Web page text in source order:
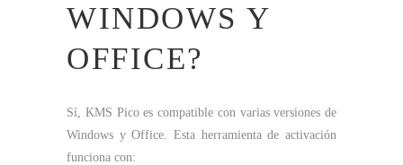
WINDOWS Y
OFFICE?
Sí, KMS Pico es compatible con varias versiones de
Windows y Office. Esta herramienta de activación
funciona con: